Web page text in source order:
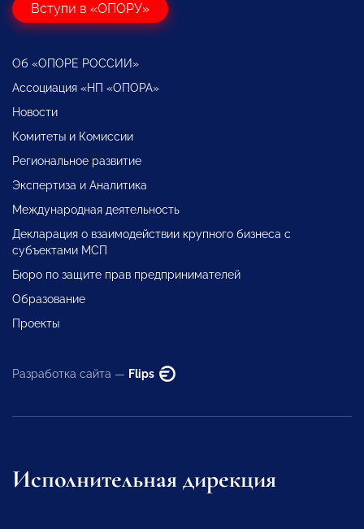
Вступи в «ОПОРУ»
Об «ОПОРЕ РОССИИ»
Ассоциация «НП «ОПОРА»
Новости
Комитеты и Комиссии
Региональное развитие
Экспертиза и Аналитика
Международная деятельность
Декларация о взаимодействии крупного бизнеса с
субъектами МСП
Бюро по защите прав предпринимателей
Образование
Проекты
Разработка сайта — Flips
Исполнительная дирекция